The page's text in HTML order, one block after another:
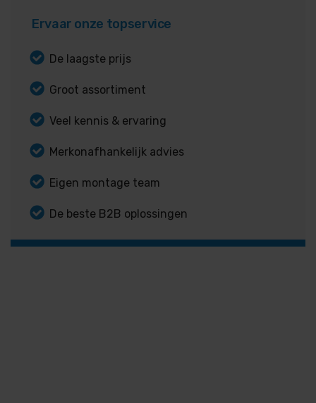
Ervaar onze topservice
De laagste prijs
Groot assortiment
Veel kennis & ervaring
Merkonafhankelijk advies
Eigen montage team
De beste B2B oplossingen